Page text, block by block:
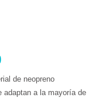
de neopreno
adaptan a la mayoría de